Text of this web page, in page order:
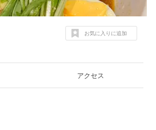
お気に入りに追加
アクセス